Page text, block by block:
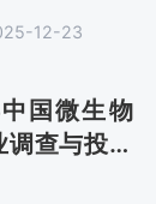
、28万吨
12-23
国微生物
查与投资